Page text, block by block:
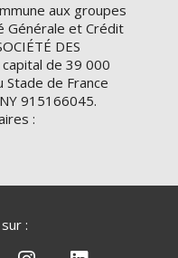
aux groupes
Générale et Crédit
DES
capital de 39 000
Stade de France
915166045.
:
: